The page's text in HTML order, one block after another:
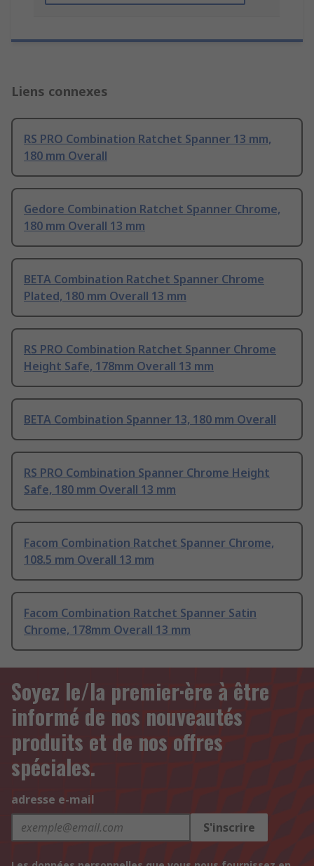
Liens connexes
RS PRO Combination Ratchet Spanner 13 mm,
180 mm Overall
Gedore Combination Ratchet Spanner Chrome,
180 mm Overall 13 mm
BETA Combination Ratchet Spanner Chrome
Plated, 180 mm Overall 13 mm
RS PRO Combination Ratchet Spanner Chrome
Height Safe, 178mm Overall 13 mm
BETA Combination Spanner 13, 180 mm Overall
RS PRO Combination Spanner Chrome Height
Safe, 180 mm Overall 13 mm
Facom Combination Ratchet Spanner Chrome,
108.5 mm Overall 13 mm
Facom Combination Ratchet Spanner Satin
Chrome, 178mm Overall 13 mm
Soyez le/la premier·ère à être
informé de nos nouveautés
produits et de nos offres
spéciales.
adresse e-mail
S'inscrire